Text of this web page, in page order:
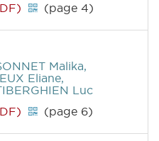
(page 4)
Malika,
Eliane,
Luc
(page 6)